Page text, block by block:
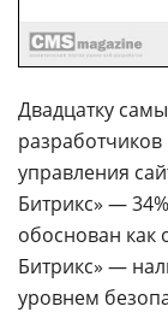
Двадцатку
управления
Битрикс» —
обоснован
Битрикс» —
уровнем